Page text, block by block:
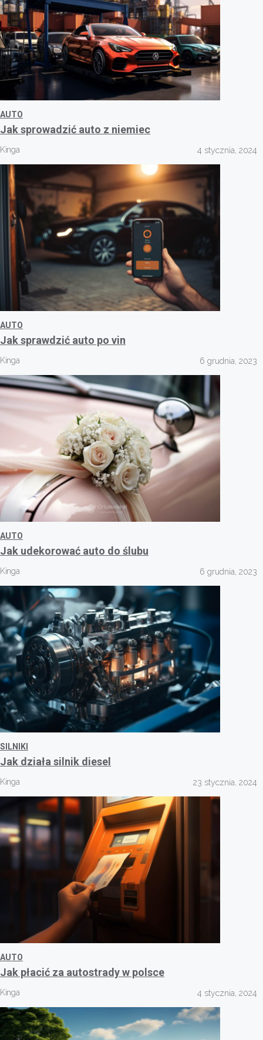
AUTO
Jak sprowadzić auto z niemiec
Kinga 4 stycznia, 2024
AUTO
Jak sprawdzić auto po vin
Kinga 6 grudnia, 2023
AUTO
Jak udekorować auto do ślubu
Kinga 6 grudnia, 2023
SILNIKI
Jak działa silnik diesel
Kinga 23 stycznia, 2024
AUTO
Jak płacić za autostrady w polsce
Kinga 4 stycznia, 2024